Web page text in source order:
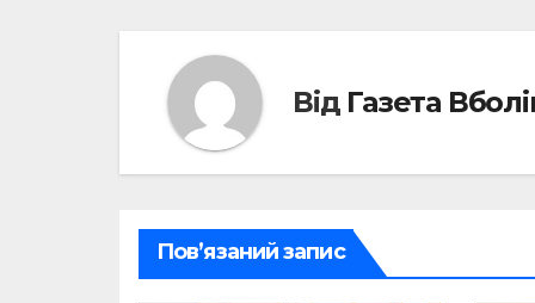
Від Газета
Пов’язаний запис